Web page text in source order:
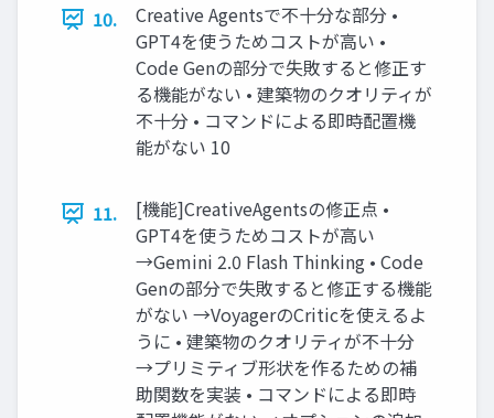
10.
Creative Agentsで不⼗分な部分 •
GPT4を使うためコストが⾼い •
Code Genの部分で失敗すると修正す
る機能がない • 建築物のクオリティが
不⼗分 • コマンドによる即時配置機
能がない 10
11.
[機能]CreativeAgentsの修正点 •
GPT4を使うためコストが⾼い
→Gemini 2.0 Flash Thinking • Code
Genの部分で失敗すると修正する機能
がない →VoyagerのCriticを使えるよ
うに • 建築物のクオリティが不⼗分
→プリミティブ形状を作るための補
助関数を実装 • コマンドによる即時